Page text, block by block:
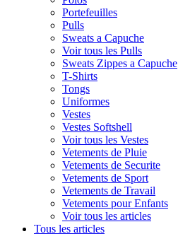
Portefeuilles
Pulls
Sweats a Capuche
Voir tous les Pulls
Sweats Zippes a Capuche
T-Shirts
Tongs
Uniformes
Vestes
Vestes Softshell
Voir tous les Vestes
Vetements de Pluie
Vetements de Securite
Vetements de Sport
Vetements de Travail
Vetements pour Enfants
Voir tous les articles
Tous les articles